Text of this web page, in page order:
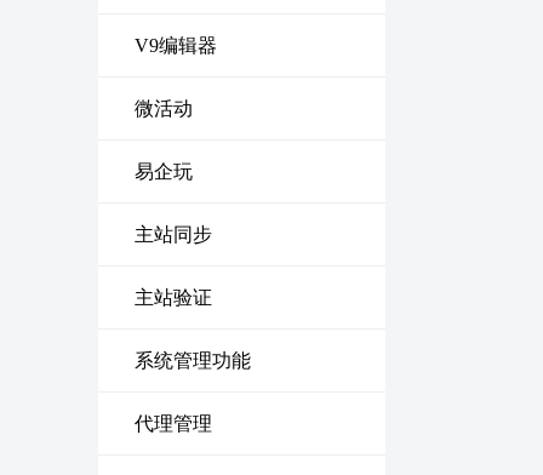
V9编辑器
微活动
易企玩
主站同步
主站验证
系统管理功能
代理管理